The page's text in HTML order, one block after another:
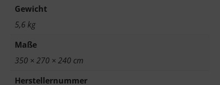
Gewicht
5,6 kg
Maße
350 × 270 × 240 cm
Herstellernummer